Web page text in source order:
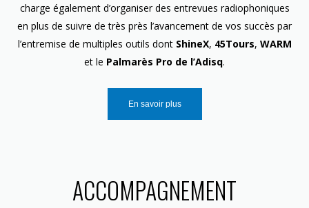
charge également d’organiser des entrevues radiophoniques
en plus de suivre de très près l’avancement de vos succès par
l’entremise de multiples outils dont ShineX, 45Tours, WARM
et le Palmarès Pro de l’Adisq.
En savoir plus
ACCOMPAGNEMENT